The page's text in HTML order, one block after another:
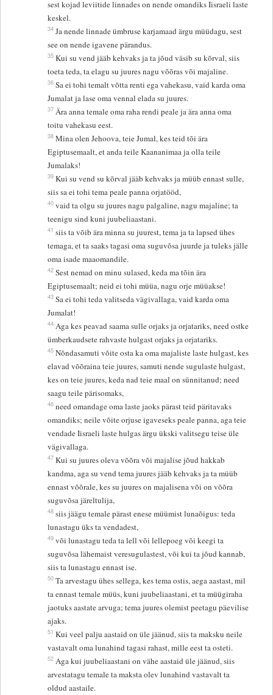
sest kojad leviitide linnades on nende omandiks Iisraeli laste
keskel.
34 Ja nende linnade ümbruse karjamaad ärgu müüdagu, sest
see on nende igavene pärandus.
35 Kui su vend jääb kehvaks ja ta jõud väsib su kõrval, siis
toeta teda, ta elagu su juures nagu võõras või majaline.
36 Sa ei tohi temalt võtta renti ega vahekasu, vaid karda oma
Jumalat ja lase oma vennal elada su juures.
37 Ära anna temale oma raha rendi peale ja ära anna oma
toitu vahekasu eest.
38 Mina olen Jehoova, teie Jumal, kes teid tõi ära
Egiptusemaalt, et anda teile Kaananimaa ja olla teile
Jumalaks!
39 Kui su vend su kõrval jääb kehvaks ja müüb ennast sulle,
siis sa ei tohi tema peale panna orjatööd,
40 vaid ta olgu su juures nagu palgaline, nagu majaline; ta
teenigu sind kuni juubeliaastani.
41 siis ta võib ära minna su juurest, tema ja ta lapsed ühes
temaga, et ta saaks tagasi oma suguvõsa juurde ja tuleks jälle
oma isade maaomandile.
42 Sest nemad on minu sulased, keda ma tõin ära
Egiptusemaalt; neid ei tohi müüa, nagu orje müüakse!
43 Sa ei tohi teda valitseda vägivallaga, vaid karda oma
Jumalat!
44 Aga kes peavad saama sulle orjaks ja orjatariks, need ostke
ümberkaudsete rahvaste hulgast orjaks ja orjatariks.
45 Nõndasamuti võite osta ka oma majaliste laste hulgast, kes
elavad võõraina teie juures, samuti nende sugulaste hulgast,
kes on teie juures, keda nad teie maal on sünnitanud; need
saagu teile pärisomaks,
46 need omandage oma laste jaoks pärast teid päritavaks
omandiks; neile võite orjuse igaveseks peale panna, aga teie
vendade Iisraeli laste hulgas ärgu ükski valitsegu teise üle
vägivallaga.
47 Kui su juures oleva võõra või majalise jõud hakkab
kandma, aga su vend tema juures jääb kehvaks ja ta müüb
ennast võõrale, kes su juures on majalisena või on võõra
suguvõsa järeltulija,
48 siis jäägu temale pärast enese müümist lunaõigus: teda
lunastagu üks ta vendadest,
49 või lunastagu teda ta lell või lellepoeg või keegi ta
suguvõsa lähemaist veresugulastest, või kui ta jõud kannab,
siis ta lunastagu ennast ise.
50 Ta arvestagu ühes sellega, kes tema ostis, aega aastast, mil
ta ennast temale müüs, kuni juubeliaastani, et ta müügiraha
jaotuks aastate arvuga; tema juures olemist peetagu päevilise
ajaks.
51 Kui veel palju aastaid on üle jäänud, siis ta maksku neile
vastavalt oma lunahind tagasi rahast, mille eest ta osteti.
52 Aga kui juubeliaastani on vähe aastaid üle jäänud, siis
arvestatagu temale ta maksta olev lunahind vastavalt ta
oldud aastaile.